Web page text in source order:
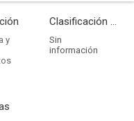
y
Clasificación por edades
Sin
información